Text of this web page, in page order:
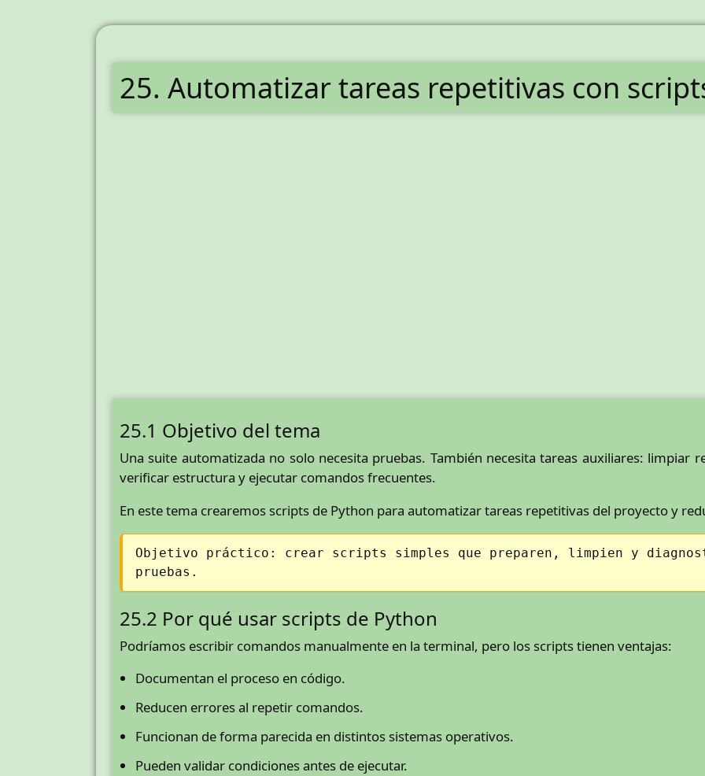
25. Automatizar tareas repetitivas con
25.1 Objetivo del tema
Una suite automatizada no solo necesita pruebas. También necesita tareas auxiliares: limpiar
verificar estructura y ejecutar comandos frecuentes.
En este tema crearemos scripts de Python para automatizar tareas repetitivas del proyecto y
Objetivo práctico: crear scripts simples que preparen, limpien y
pruebas.
25.2 Por qué usar scripts de Python
Podríamos escribir comandos manualmente en la terminal, pero los scripts tienen ventajas:
Documentan el proceso en código.
Reducen errores al repetir comandos.
Funcionan de forma parecida en distintos sistemas operativos.
Pueden validar condiciones antes de ejecutar.